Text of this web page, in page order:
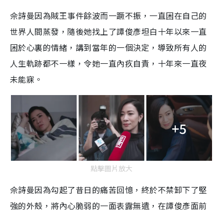
佘詩曼因為賊王事件餘波而一蹶不振，一直困在自己的
世界人間蒸發，隨後她找上了譚俊彥坦白十年以來一直
困於心裏的情緒，講到當年的一個決定，導致所有人的
人生軌跡都不一樣，令她一直內疚自責，十年來一直夜
未能寐。
+5
點擊圖片放大
佘詩曼因為勾起了昔日的痛苦回憶，終於不禁卸下了堅
強的外殼，將內心脆弱的一面表露無遺，在譚俊彥面前